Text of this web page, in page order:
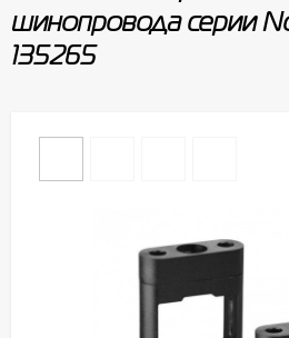
шинопровода серии
135265